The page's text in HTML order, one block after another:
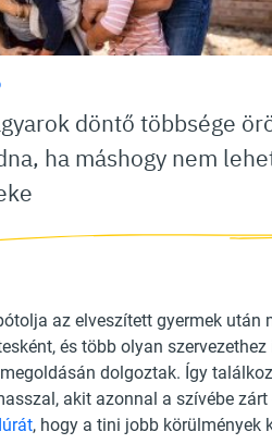
döntő többsége
ha máshogy nem
az elveszített gyermek után
és több olyan
dolgoztak. Így
akit azonnal a szívébe
, hogy a tini jobb körülmények